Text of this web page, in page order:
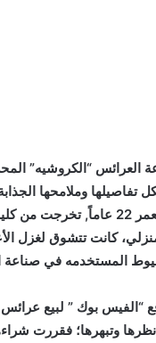
العرائس “الكروشيه”
تفاصيلها وملامحها
محمود أحمد عبد الهادي” التي
كانت تتشوق لغزل
المستخدمه في صناعة
بوك ” لبيع عرائس
وتبهرها؛ فقررت